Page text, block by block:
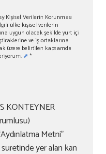
Kişisel Verilerin Korunması
ülke kişisel verilerin
uygun olacak şekilde yurt içi
ve iş ortaklarına
üzere belirtilen kapsamda
⬈ *
KONTEYNER
Metni”
yer alan kan